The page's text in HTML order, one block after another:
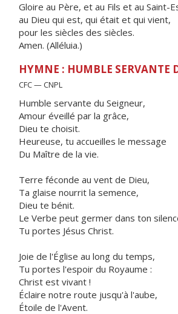
Gloire au Père, et au Fils et au Saint-
au Dieu qui est, qui était et qui vient,
pour les siècles des siècles.
Amen. (Alléluia.)
HYMNE : HUMBLE SERVANTE
CFC — CNPL
Humble servante du Seigneur,
Amour éveillé par la grâce,
Dieu te choisit.
Heureuse, tu accueilles le message
Du Maître de la vie.
Terre féconde au vent de Dieu,
Ta glaise nourrit la semence,
Dieu te bénit.
Le Verbe peut germer dans ton
Tu portes Jésus Christ.
Joie de l'Église au long du temps,
Tu portes l'espoir du Royaume :
Christ est vivant !
Éclaire notre route jusqu'à l'aube,
Étoile de l'Avent.